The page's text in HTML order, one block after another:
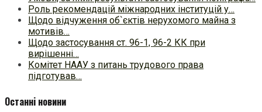
Роль рекомендацій міжнародних інституцій у…
Щодо відчуження об`єктів нерухомого майна з
мотивів…
Щодо застосування ст. 96-1, 96-2 КК при
вирішенні…
Комітет НААУ з питань трудового права
підготував…
Останні новини